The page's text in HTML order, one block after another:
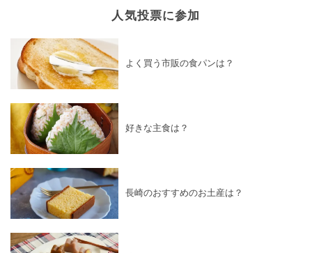
人気投票に参加
よく買う市販の食パンは？
好きな主食は？
長崎のおすすめのお土産は？